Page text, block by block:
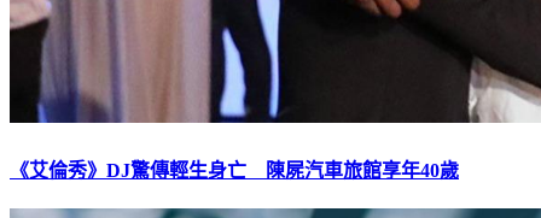
《艾倫秀》DJ驚傳輕生身亡 陳屍汽車旅館享年40歲